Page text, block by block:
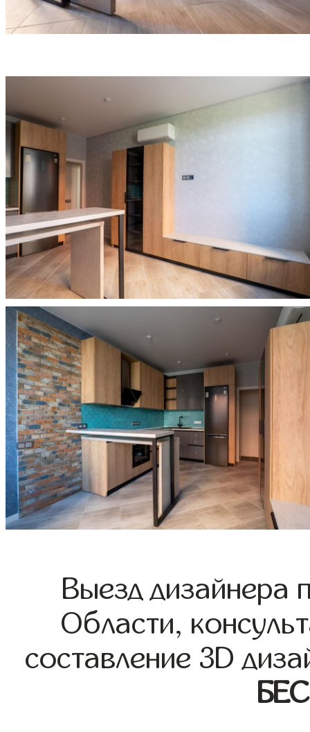
Выезд дизайнера
Области,
составление 3D